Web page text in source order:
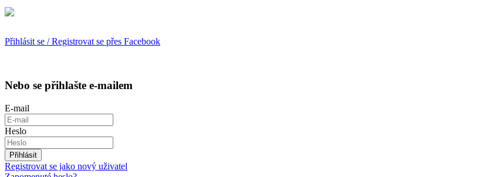
Přihlásit se / Registrovat se přes Facebook
Nebo se přihlašte e-mailem
E-mail
Heslo
Přihlásit
Registrovat se jako nový uživatel